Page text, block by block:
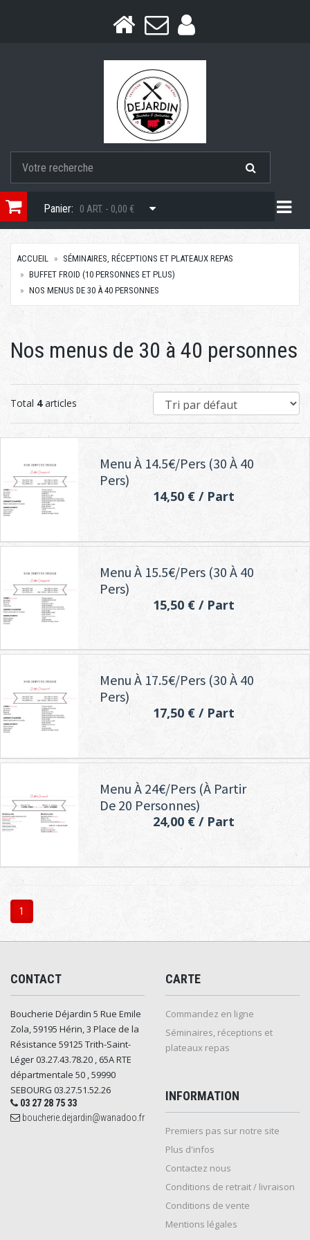
Panier: 0 ART. - 0,00 €
ACCUEIL
SÉMINAIRES, RÉCEPTIONS ET PLATEAUX REPAS
BUFFET FROID (10 PERSONNES ET PLUS)
NOS MENUS DE 30 À 40 PERSONNES
Nos menus de 30 à 40 personnes
Total 4articles
Menu À 14.5€/pers (30 À 40
Pers)
14,50 €/ Part
Menu À 15.5€/pers (30 À 40
Pers)
15,50 €/ Part
Menu À 17.5€/pers (30 À 40
Pers)
17,50 €/ Part
Menu À 24€/pers (à Partir
De 20 Personnes)
24,00 €/ Part
1
CONTACT
Boucherie Déjardin 5 Rue Emile
Zola, 59195 Hérin, 3 Place de la
Résistance 59125 Trith-Saint-
Léger 03.27.43.78.20 , 65A RTE
départmentale 50 , 59990
SEBOURG 03.27.51.52.26
03 27 28 75 33
boucherie.dejardin@wanadoo.fr
CARTE
Commandez en ligne
Séminaires, réceptions et
plateaux repas
INFORMATION
Premiers pas sur notre site
Plus d'infos
Contactez nous
Conditions de retrait / livraison
Conditions de vente
Mentions légales